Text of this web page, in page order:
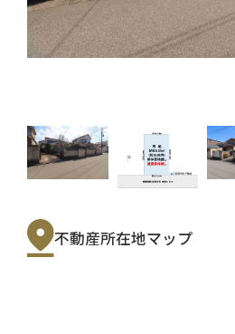
不動産所在地マップ